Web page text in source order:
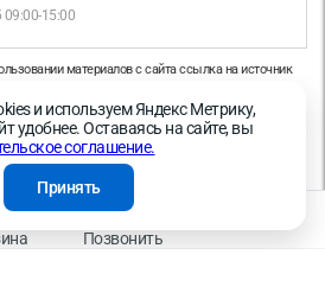
Позвонить
09:00-15:00
материалов с сайта ссылка на источник
согласие на использование сайтом cookies и
в целях функционирования сайта, проведения
улучшения сервиса и предоставления
на основе ваших предпочтений и интересов.
рекомендательные технологии —
технологий
и используем Яндекс Метрику,
удобнее. Оставаясь на сайте, вы
соглашение.
Принять